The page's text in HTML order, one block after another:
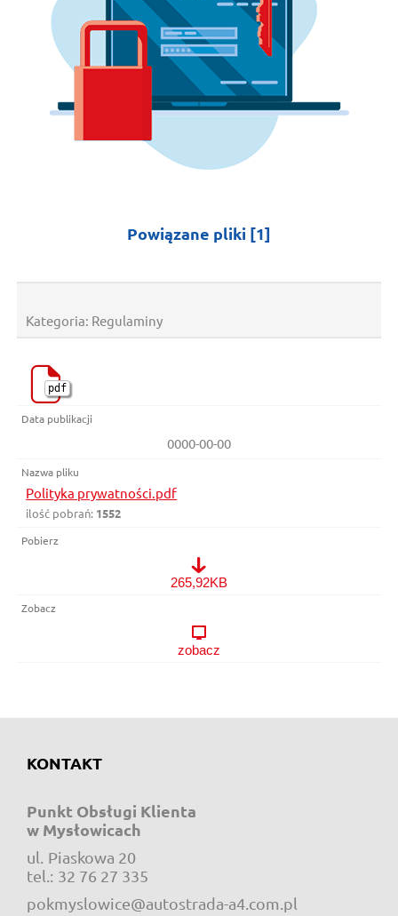
Kategoria:
Powiązane pliki [1]
Kategoria: Regulaminy
pdf
0000-00-00
Polityka prywatności.pdf
ilość pobrań: 1552
265,92KB
zobacz
KONTAKT
Punkt Obsługi Klienta
w Mysłowicach
ul. Piaskowa 20
tel.: 32 76 27 335
pokmyslowice@autostrada-a4.com.pl